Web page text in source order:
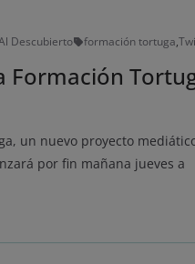
Descubierto formación tortuga,
Formación
un nuevo proyecto
por fin mañana jueves a